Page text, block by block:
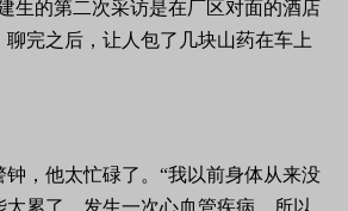
生的第二次采访是在厂区对面的酒店
完之后，让人包了几块山药在车上
，他太忙碌了。“我以前身体从来没
累了，发生一次心血管疾病，所以